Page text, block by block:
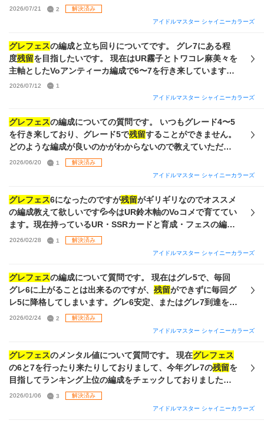
ちのカードは強くないのですが、 ・現段階の手持ちで戦うの
に良さそうな編成（可能であればVo,Da,Viそれぞれのものを
をどのカードに使うべきか（通常はづきさんP・Sともに２枚
ずつ所持） の三点についてアドバイスいただきたいです。ス
トレイが好きなのでその辺りで組めるとありがたいですが、
・グレ6タッチを目指しています。 また、コミュ総選挙
はるきは1凸でき、水着アイドルセレクションチケットが8枚
あります。 ぜひアドバイスよろしくお願いします。
2026/07/21 2
解決済み
アイドルマスター シャイニーカラーズ
グレフェスの編成と立ち回りについてです。 グレ7にある程
度残留を目指したいです。 現在はUR霧子とトワコレ麻美々を
主軸としたVoアンティーカ編成で6〜7を行き来しています。
画像のカードから、出来ればUR羽那を使用したコメティック
で編成を組んでいただきたいです。 厳しければコメティック
に応じた組むべきアビリティもざっくり教えていただけると
ありがたいです。 また、今後取得したほうがいいカードや既
出のカードで取得するべきカードと取得方法も教えてくださ
い。課金はある程度できます。 くどくてすみません。よろし
くお願いします。
2026/07/12
1
アイドルマスター シャイニーカラーズ
グレフェスの編成についての質問です。 いつもグレード4〜5
を行き来しており、グレード5で残留することができません。
どのような編成が良いのかがわからないので教えていただき
たいです。持っているカードの写真を添付しますのでよろし
くお願いします。 Pはづきさんは2枚持っています。
2026/06/20 1
解決済み
アイドルマスター シャイニーカラーズ
グレフェス6になったのですが残留がギリギリなのでオススメ
の編成教えて欲しいです💦今はUR鈴木軸のVoコメで育ててい
ます。現在持っているUR・SSRカードと育成・フェスの編成
です。微課金です。 セイハロ育成でUR鈴木以外のVoはDa.Vi
が2000ギリギリなのでその対処法も知りたいです。よろしく
2026/02/28 1
解決済み
アイドルマスター シャイニーカラーズ
グレフェスの編成について質問です。 現在はグレ5で、毎回
グレ6に上がることは出来るのですが、 残留ができずに毎回グ
レ5に降格してしまいます。グレ6安定、またはグレ7到達を目
指しています。 手持ちが以下の通りなのですが、目標達成す
るにはどのような編成がおすすめでしようか？ ユニット問わ
きさんは3枚持っています。 また、育成でノウハウを集めた
り、厳選したりはしていないのですが、グレ6残留
、グレ7昇
格を目指すとなるとノウハウ厳選は必須ですか？ 現在はVoコ
ではall2000↑育成は安定してます。
2026/02/24 2
解決済み
アイドルマスター シャイニーカラーズ
グレフェスのメンタル値について質問です。 現在グレフェス
の6と7を行ったり来たりしておりまして、今年グレ7の残留を
目指してランキング上位の編成をチェックしておりました。
するとトップランキングにいる編成でLeのメンタルのみ盛っ
た編成を数多く見かけました。 自分はタフネスを積んだ場合
2026/01/06 3
解決済み
アイドルマスター シャイニーカラーズ